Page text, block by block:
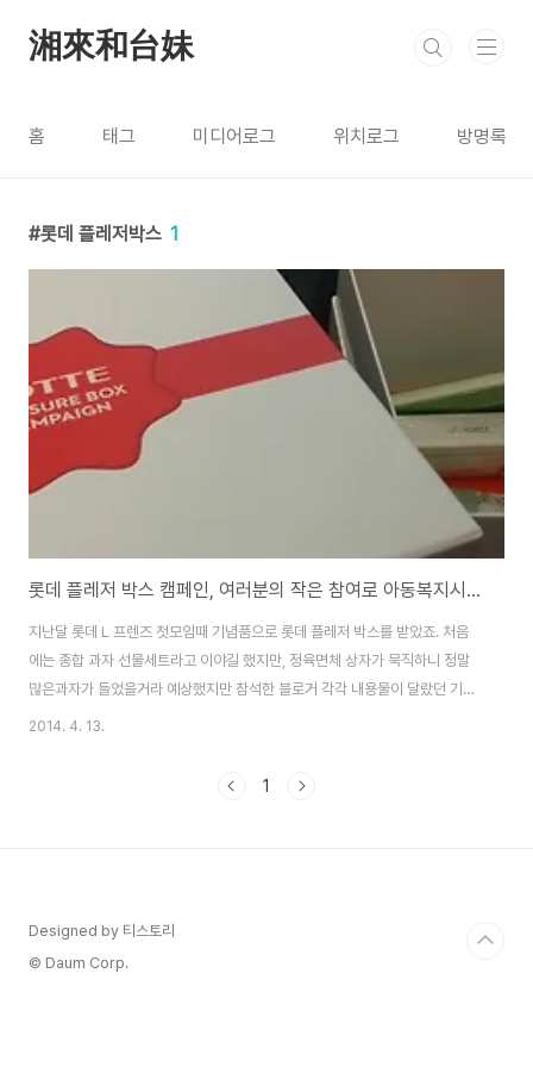
湘來和台妹
홈 태그 미디어로그 위치로그 방명록
롯데 플레저박스 1
롯데 플레저 박스 캠페인, 여러분의 작은 참여로 아동복지시설 어린이들에게 선물을
지난달 롯데 L 프렌즈 첫모임때 기념품으로 롯데 플레저 박스를 받았죠. 처음
에는 종합 과자 선물세트라고 이야길 했지만, 정육면체 상자가 묵직하니 정말
많은과자가 들었을거라 예상했지만 참석한 블로거 각각 내용물이 달랐던 기억
이 나네요. 그러던 중 롯데에서 빈곤아동, 다문화가정, 조손가정아동까지, 정말
번에는 아동복지시설에 보드게임, 치료놀이, 운동용품이 담긴 플레저 박스를
2014. 4. 13.
1
Designed by 티스토리
© Daum Corp.